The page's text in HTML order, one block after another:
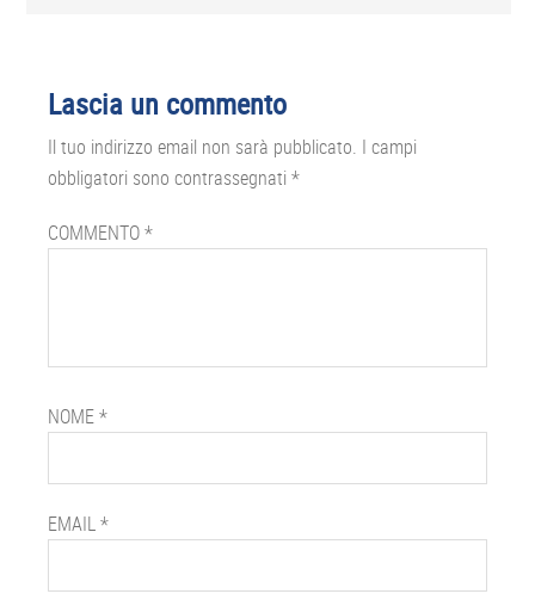
Lascia un commento
Il tuo indirizzo email non sarà pubblicato. I campi
obbligatori sono contrassegnati *
COMMENTO*
NOME*
EMAIL*